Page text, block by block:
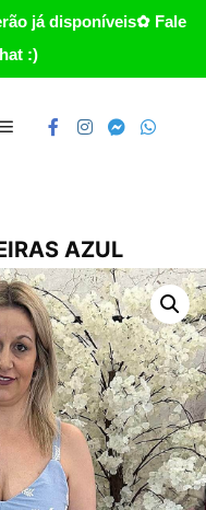
já disponíveis✿ Fale
:)
AZUL